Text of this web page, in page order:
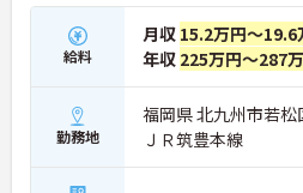
給料
月収 15.2万円～19.6
年収 225万円～287
勤務地
福岡県 北九州市若松
ＪＲ筑豊本線